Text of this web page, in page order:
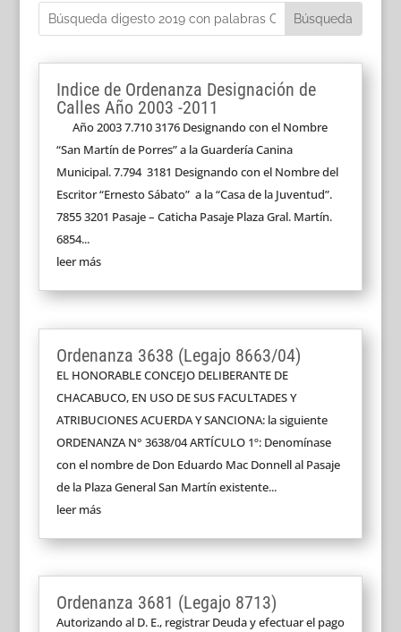
Indice de Ordenanza Designación de
Calles Año 2003 -2011
Año 2003 7.710 3176 Designando con el Nombre
“San Martín de Porres” a la Guardería Canina
Municipal. 7.794 3181 Designando con el Nombre del
Escritor “Ernesto Sábato” a la “Casa de la Juventud”.
7855 3201 Pasaje – Caticha Pasaje Plaza Gral. Martín.
6854...
leer más
Ordenanza 3638 (Legajo 8663/04)
EL HONORABLE CONCEJO DELIBERANTE DE
CHACABUCO, EN USO DE SUS FACULTADES Y
ATRIBUCIONES ACUERDA Y SANCIONA: la siguiente
ORDENANZA N° 3638/04 ARTÍCULO 1º: Denomínase
con el nombre de Don Eduardo Mac Donnell al Pasaje
de la Plaza General San Martín existente...
leer más
Ordenanza 3681 (Legajo 8713)
Autorizando al D. E., registrar Deuda y efectuar el pago